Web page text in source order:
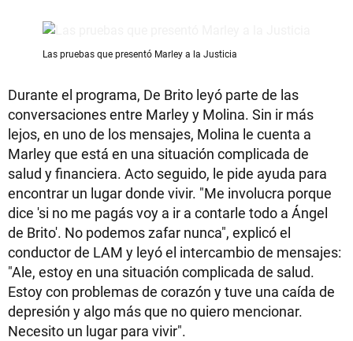
Las pruebas que presentó Marley a la Justicia
Durante el programa, De Brito leyó parte de las
conversaciones entre Marley y Molina. Sin ir más
lejos, en uno de los mensajes, Molina le cuenta a
Marley que está en una situación complicada de
salud y financiera. Acto seguido, le pide ayuda para
encontrar un lugar donde vivir. "Me involucra porque
dice 'si no me pagás voy a ir a contarle todo a Ángel
de Brito'. No podemos zafar nunca", explicó el
conductor de LAM y leyó el intercambio de mensajes:
"Ale, estoy en una situación complicada de salud.
Estoy con problemas de corazón y tuve una caída de
depresión y algo más que no quiero mencionar.
Necesito un lugar para vivir".